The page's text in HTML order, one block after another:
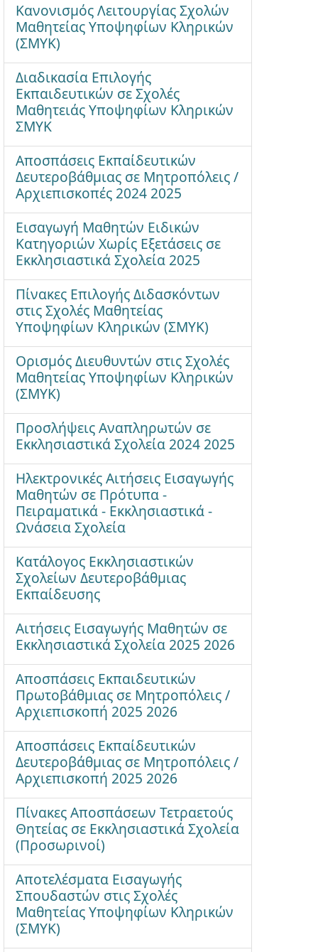
Κανονισμός Λειτουργίας Σχολών
Μαθητείας Υποψηφίων Κληρικών
(ΣΜΥΚ)
Διαδικασία Επιλογής
Εκπαιδευτικών σε Σχολές
Μαθητειάς Υποψηφίων Κληρικών
ΣΜΥΚ
Αποσπάσεις Εκπαίδευτικών
Δευτεροβάθμιας σε Μητροπόλεις /
Αρχιεπισκοπές 2024 2025
Εισαγωγή Μαθητών Ειδικών
Κατηγοριών Χωρίς Εξετάσεις σε
Εκκλησιαστικά Σχολεία 2025
Πίνακες Επιλογής Διδασκόντων
στις Σχολές Μαθητείας
Υποψηφίων Κληρικών (ΣΜΥΚ)
Ορισμός Διευθυντών στις Σχολές
Μαθητείας Υποψηφίων Κληρικών
(ΣΜΥΚ)
Προσλήψεις Αναπληρωτών σε
Εκκλησιαστικά Σχολεία 2024 2025
Ηλεκτρονικές Αιτήσεις Εισαγωγής
Μαθητών σε Πρότυπα -
Πειραματικά - Εκκλησιαστικά -
Ωνάσεια Σχολεία
Κατάλογος Εκκλησιαστικών
Σχολείων Δευτεροβάθμιας
Εκπαίδευσης
Αιτήσεις Εισαγωγής Μαθητών σε
Εκκλησιαστικά Σχολεία 2025 2026
Αποσπάσεις Εκπαιδευτικών
Πρωτοβάθμιας σε Μητροπόλεις /
Αρχιεπισκοπή 2025 2026
Αποσπάσεις Εκπαίδευτικών
Δευτεροβάθμιας σε Μητροπόλεις /
Αρχιεπισκοπή 2025 2026
Πίνακες Αποσπάσεων Τετραετούς
Θητείας σε Εκκλησιαστικά Σχολεία
(Προσωρινοί)
Αποτελέσματα Εισαγωγής
Σπουδαστών στις Σχολές
Μαθητείας Υποψηφίων Κληρικών
(ΣΜΥΚ)